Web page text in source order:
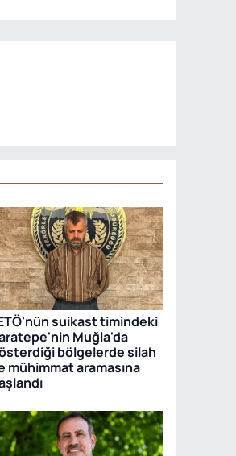
suikast timindeki
Muğla'da
bölgelerde silah
mühimmat aramasına